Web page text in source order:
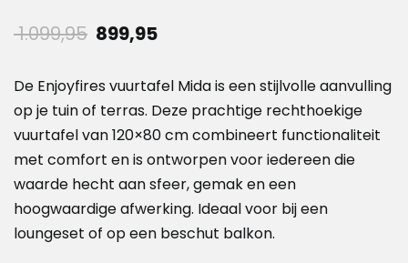
1.099,95 Oorspronkelijke
was:
€ 1.099,95.
899,95Huidige
is:
€ 899,95.
De Enjoyfires vuurtafel Mida is een stijlvolle aanvulling
op je tuin of terras. Deze prachtige rechthoekige
vuurtafel van 120×80 cm combineert functionaliteit
met comfort en is ontworpen voor iedereen die
waarde hecht aan sfeer, gemak en een
hoogwaardige afwerking. Ideaal voor bij een
loungeset of op een beschut balkon.